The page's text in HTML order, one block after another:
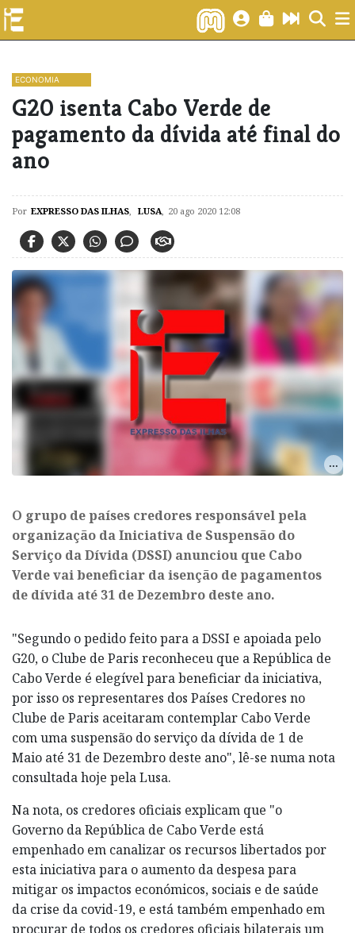
ECONOMIA
G20 isenta Cabo Verde de
pagamento da dívida até final do
ano
Por EXPRESSO DAS ILHAS, LUSA, 20 ago 2020 12:08
O grupo de países credores responsável pela
organização da Iniciativa de Suspensão do
Serviço da Dívida (DSSI) anunciou que Cabo
Verde vai beneficiar da isenção de pagamentos
de dívida até 31 de Dezembro deste ano.
"Segundo o pedido feito para a DSSI e apoiada pelo
G20, o Clube de Paris reconheceu que a República de
Cabo Verde é elegível para beneficiar da iniciativa,
por isso os representares dos Países Credores no
Clube de Paris aceitaram contemplar Cabo Verde
com uma suspensão do serviço da dívida de 1 de
Maio até 31 de Dezembro deste ano", lê-se numa nota
consultada hoje pela Lusa.
Na nota, os credores oficiais explicam que "o
Governo da República de Cabo Verde está
empenhado em canalizar os recursos libertados por
esta iniciativa para o aumento da despesa para
mitigar os impactos económicos, sociais e de saúde
da crise da covid-19, e está também empenhado em
procurar de todos os credores oficiais bilaterais um